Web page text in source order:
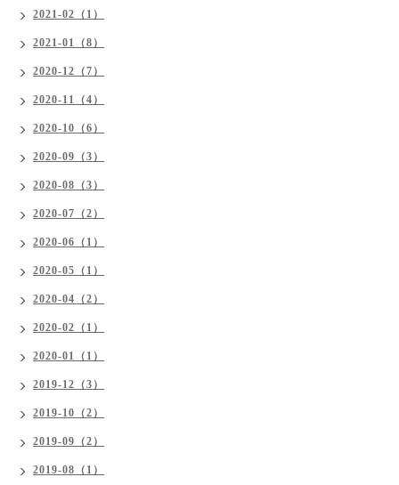
2021-02（1）
2021-01（8）
2020-12（7）
2020-11（4）
2020-10（6）
2020-09（3）
2020-08（3）
2020-07（2）
2020-06（1）
2020-05（1）
2020-04（2）
2020-02（1）
2020-01（1）
2019-12（3）
2019-10（2）
2019-09（2）
2019-08（1）